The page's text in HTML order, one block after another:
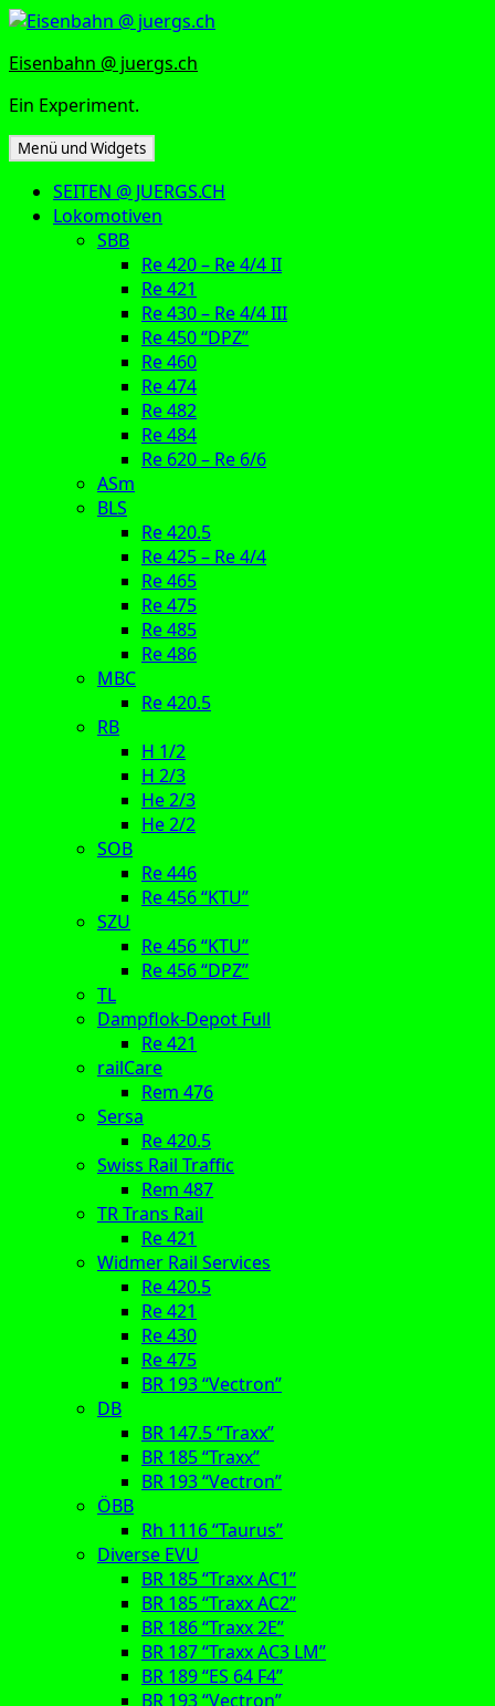
Zum
springen
Eisenbahn @ juergs.ch
Ein Experiment.
Menü und Widgets
SEITEN @ JUERGS.CH
Lokomotiven
SBB
Re 420 – Re 4/4 II
Re 421
Re 430 – Re 4/4 III
Re 450 “DPZ”
Re 460
Re 474
Re 482
Re 484
Re 620 – Re 6/6
ASm
BLS
Re 420.5
Re 425 – Re 4/4
Re 465
Re 475
Re 485
Re 486
MBC
Re 420.5
RB
H 1/2
H 2/3
He 2/3
He 2/2
SOB
Re 446
Re 456 “KTU”
SZU
Re 456 “KTU”
Re 456 “DPZ”
TL
Dampflok-Depot Full
Re 421
railCare
Rem 476
Sersa
Re 420.5
Swiss Rail Traffic
Rem 487
TR Trans Rail
Re 421
Widmer Rail Services
Re 420.5
Re 421
Re 430
Re 475
BR 193 “Vectron”
DB
BR 147.5 “Traxx”
BR 185 “Traxx”
BR 193 “Vectron”
ÖBB
Rh 1116 “Taurus”
Diverse EVU
BR 185 “Traxx AC1”
BR 185 “Traxx AC2”
BR 186 “Traxx 2E”
BR 187 “Traxx AC3 LM”
BR 189 “ES 64 F4”
BR 193 “Vectron”